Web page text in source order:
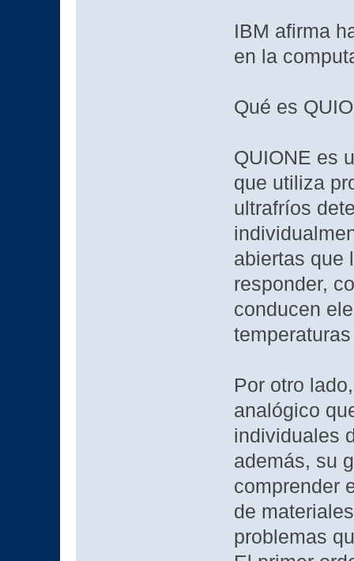
IBM afirma
en la
Qué es
QUIONE es
que utiliza
ultrafríos
abiertas que
responder,
conducen
Por otro
analógico
individuales
además, su
comprender
de
problemas